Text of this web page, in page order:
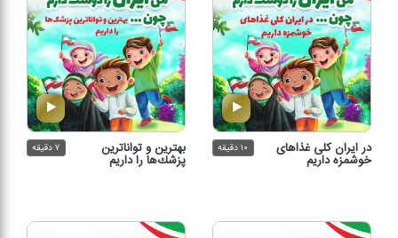
در ایران كلی غذاهای
خوشمزه داریم
۱۰ دقیقه بهترین و تواناترین
پزشك‌ها را داریم
۷ دقیقه